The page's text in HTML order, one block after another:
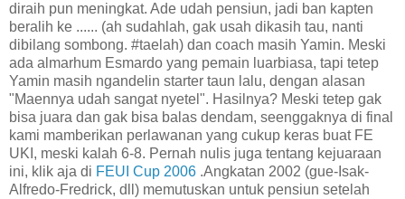
diraih pun meningkat. Ade udah pensiun, jadi ban kapten
beralih ke ...... (ah sudahlah, gak usah dikasih tau, nanti
dibilang sombong. #taelah) dan coach masih Yamin. Meski
ada almarhum Esmardo yang pemain luarbiasa, tapi tetep
Yamin masih ngandelin starter taun lalu, dengan alasan
"Maennya udah sangat nyetel". Hasilnya? Meski tetep gak
bisa juara dan gak bisa balas dendam, seenggaknya di final
kami mamberikan perlawanan yang cukup keras buat FE
UKI, meski kalah 6-8. Pernah nulis juga tentang kejuaraan
ini, klik aja di FEUI Cup 2006 .Angkatan 2002 (gue-Isak-
Alfredo-Fredrick, dll) memutuskan untuk pensiun setelah